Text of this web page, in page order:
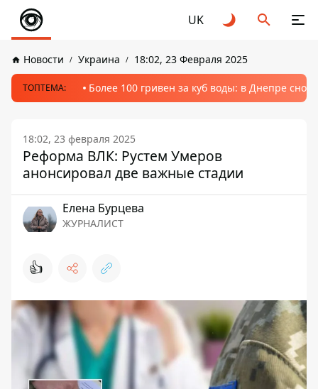
UK
Новости Украина 18:02, 23 Февраля 2025
ТОПТЕМА: Более 100 гривен за куб воды: в Днепре
18:02, 23 февраля 2025
Реформа ВЛК: Рустем Умеров
анонсировал две важные стадии
Елена Бурцева
ЖУРНАЛИСТ
👍